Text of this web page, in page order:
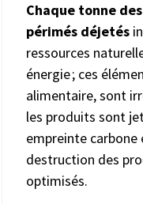
Chaque tonne
périmés déjetés
ressources
énergie ; ces
alimentaire, sont
les produits sont
empreinte carbone
destruction des
optimisés.